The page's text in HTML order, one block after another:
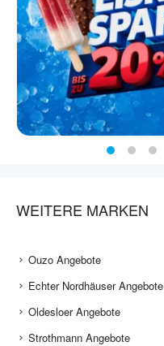
WEITERE MARKEN
Ouzo Angebote
Echter Nordhäuser Angebote
Oldesloer Angebote
Strothmann Angebote